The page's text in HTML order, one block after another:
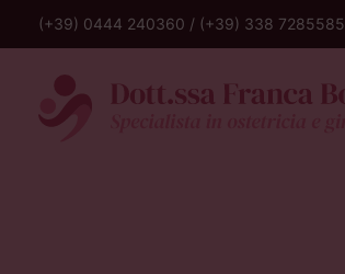
(+39) 0444 240360 / (+39) 338 7285585